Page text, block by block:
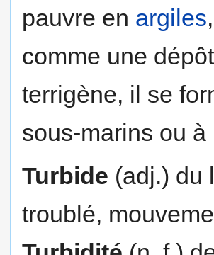
pauvre en argiles
comme une
terrigène, il se
sous-marins ou
Turbide (adj.) du
troublé,